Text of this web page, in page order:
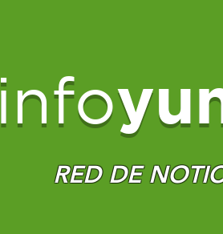
info
RED DE